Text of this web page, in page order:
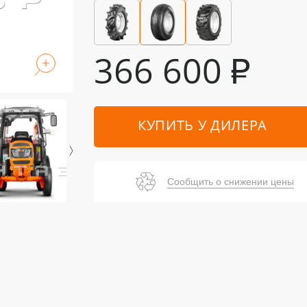
366 600 ₽
КУПИТЬ У ДИЛЕРА
Сообщить о снижении цены